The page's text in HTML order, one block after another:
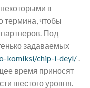
в
термина, чтобы
Под
задаваемых
komiksi/chip-i-deyl/
время приносят
шестого уровня.